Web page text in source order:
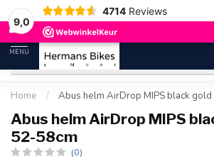
9,0
4714 Reviews
30 dagen bedenktijd
MENU
Home / Abus helm AirDrop MIPS black
Abus helm AirDrop MIPS
52-58cm
(0)